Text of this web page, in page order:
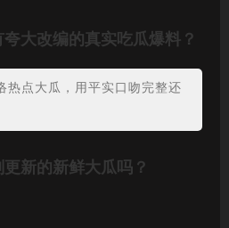
大改编的真实吃瓜爆料？
热点大瓜，用平实口吻完整还
新的新鲜大瓜吗？